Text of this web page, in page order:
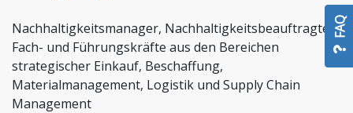
Nachhaltigkeitsmanager, Nachhaltigkeitsbeauftragte,
Fach- und Führungskräfte aus den Bereichen
strategischer Einkauf, Beschaffung,
Materialmanagement, Logistik und Supply Chain
Management
FAQ